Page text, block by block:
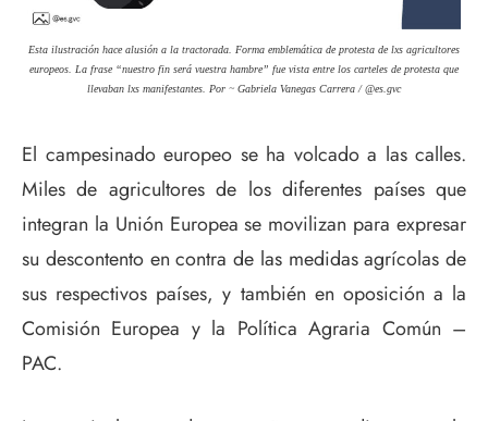
Esta ilustración hace alusión a la tractorada. Forma emblemática de protesta de lxs agricultores
europeos. La frase “nuestro fin será vuestra hambre” fue vista entre los carteles de protesta que
llevaban lxs manifestantes. Por ~ Gabriela Vanegas Carrera / @es.gvc
El campesinado europeo se ha volcado a las calles.
Miles de agricultores de los diferentes países que
integran la Unión Europea se movilizan para expresar
su descontento en contra de las medidas agrícolas de
sus respectivos países,y también en oposición a la
Comisión Europea y la Política Agraria Común –
PAC.